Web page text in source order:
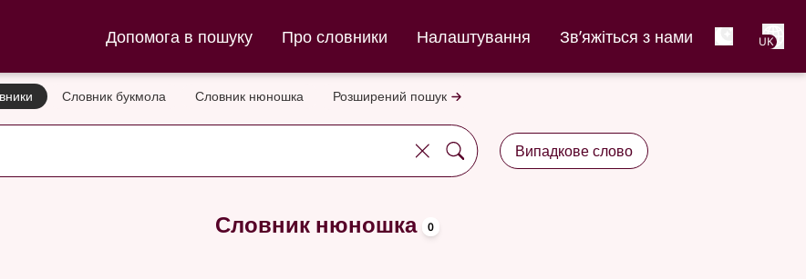
та Словник нюношка
Допомога в пошуку Про словники Налаштування Зв’яжіться з нами UK
Словник букмола Словник нюношка Розширений пошук
Випадкове слово
Словник нюношка 0